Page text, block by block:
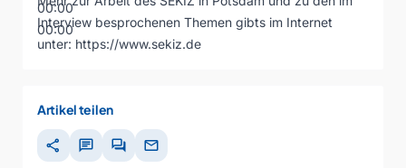
00:00
00:00
Interview besprochenen Themen gibts im Internet
unter: https://www.sekiz.de
Artikel teilen
share chat forum mail